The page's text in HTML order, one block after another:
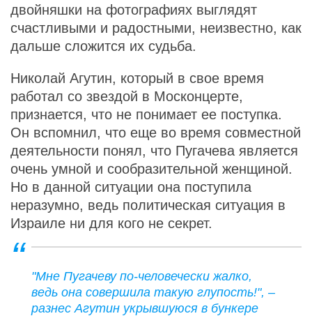
двойняшки на фотографиях выглядят
счастливыми и радостными, неизвестно, как
дальше сложится их судьба.
Николай Агутин, который в свое время
работал со звездой в Москонцерте,
признается, что не понимает ее поступка.
Он вспомнил, что еще во время совместной
деятельности понял, что Пугачева является
очень умной и сообразительной женщиной.
Но в данной ситуации она поступила
неразумно, ведь политическая ситуация в
Израиле ни для кого не секрет.
"Мне Пугачеву по-человечески жалко,
ведь она совершила такую глупость!", –
разнес Агутин укрывшуюся в бункере